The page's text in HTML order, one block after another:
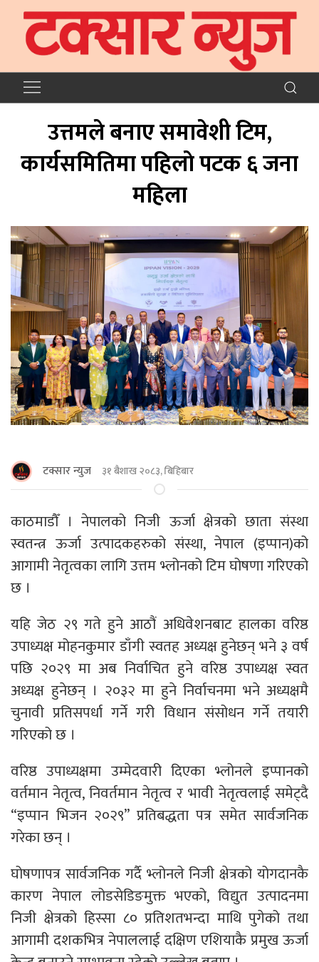
उत्तमले बनाए समावेशी टिम,
कार्यसमितिमा पहिलाे पटक ६ जना
महिला
टक्सार न्युज ३१ बैशाख २०८३, बिहिबार
काठमाडाैँ । नेपालको निजी ऊर्जा क्षेत्रको छाता संस्था
स्वतन्त्र ऊर्जा उत्पादकहरुको संस्था, नेपाल (इप्पान)को
आगामी नेतृत्वका लागि उत्तम भ्लोनको टिम घोषणा गरिएको
छ ।
यहि जेठ २९ गते हुने आठौं अधिवेशनबाट हालका वरिष्ठ
उपाध्यक्ष मोहनकुमार डाँगी स्वतह अध्यक्ष हुनेछन् भने ३ वर्ष
पछि २०२९ मा अब निर्वाचित हुने वरिष्ठ उपाध्यक्ष स्वत
अध्यक्ष हुनेछन् । २०३२ मा हुने निर्वाचनमा भने अध्यक्षमै
चुनावी प्रतिसपर्धा गर्ने गरी विधान संसोधन गर्ने तयारी
गरिएको छ ।
वरिष्ठ उपाध्यक्षमा उम्मेदवारी दिएका भ्लोनले इप्पानको
वर्तमान नेतृत्व, निवर्तमान नेतृत्व र भावी नेतृत्वलाई समेट्दै
“इप्पान भिजन २०२९” प्रतिबद्धता पत्र समेत सार्वजनिक
गरेका छन् ।
घोषणापत्र सार्वजनिक गर्दै भ्लोनले निजी क्षेत्रको योगदानकै
कारण नेपाल लोडसेडिङमुक्त भएको, विद्युत उत्पादनमा
निजी क्षेत्रको हिस्सा ८० प्रतिशतभन्दा माथि पुगेको तथा
आगामी दशकभित्र नेपाललाई दक्षिण एशियाकै प्रमुख ऊर्जा